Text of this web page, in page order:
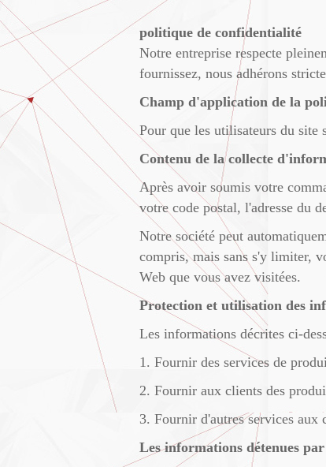
politique de confidentialité
Notre entreprise respecte
fournissez, nous adhérons
Champ d'application de la
Pour que les utilisateurs du site
Contenu de la collecte
Après avoir soumis votre
votre code postal, l'adresse du
Notre société peut
compris, mais sans s'y limiter,
Web que vous avez visitées.
Protection et utilisation des
Les informations décrites ci-
1. Fournir des services de
2. Fournir aux clients des
3. Fournir d'autres services aux
Les informations détenues